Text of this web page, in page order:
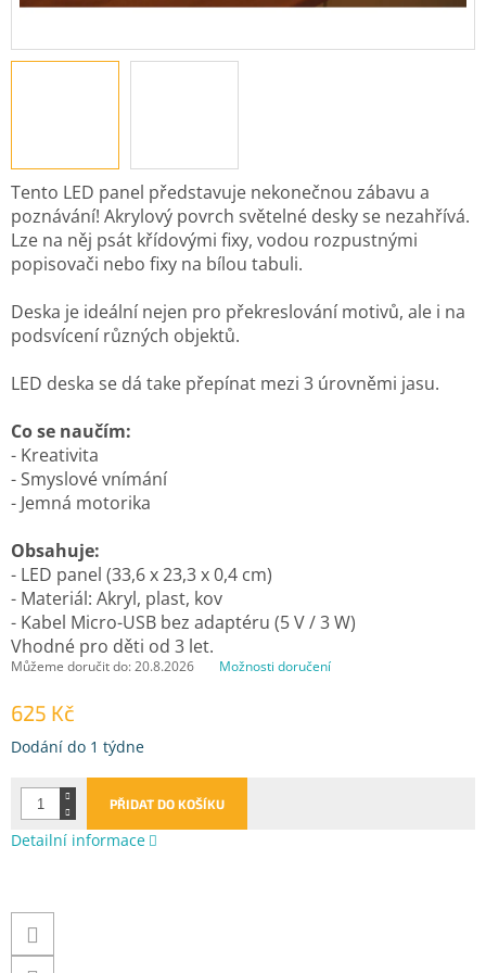
625 Kč
Měrná
Dodání do 1 týdne
Můžeme doručit do:20.8.2026 Možnosti doručení
PŘIDAT DO KOŠÍKU
Tento LED panel představuje nekonečnou zábavu a
poznávání! Akrylový povrch světelné desky se nezahřívá.
Lze na něj psát křídovými fixy, vodou rozpustnými
popisovači nebo fixy na bílou tabuli.
Deska je ideální nejen pro překreslování motivů, ale i na
podsvícení různých objektů.
LED deska se dá take přepínat mezi 3 úrovněmi jasu.
Co se naučím:
- Kreativita
- Smyslové vnímání
- Jemná motorika
Obsahuje:
- LED panel (33,6 x 23,3 x 0,4 cm)
- Materiál: Akryl, plast, kov
- Kabel Micro-USB bez adaptéru (5 V / 3 W)
Vhodné pro děti od 3 let.
Detailní informace